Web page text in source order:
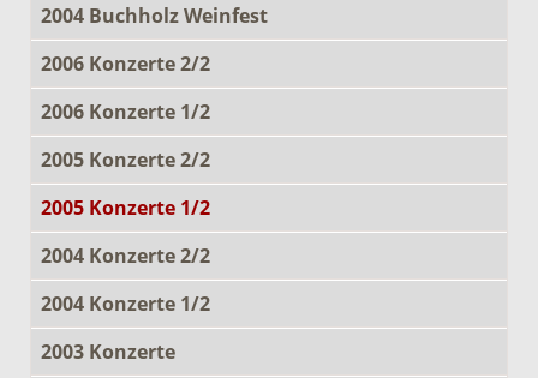
2004 Buchholz Weinfest
2006 Konzerte 2/2
2006 Konzerte 1/2
2005 Konzerte 2/2
2005 Konzerte 1/2
2004 Konzerte 2/2
2004 Konzerte 1/2
2003 Konzerte